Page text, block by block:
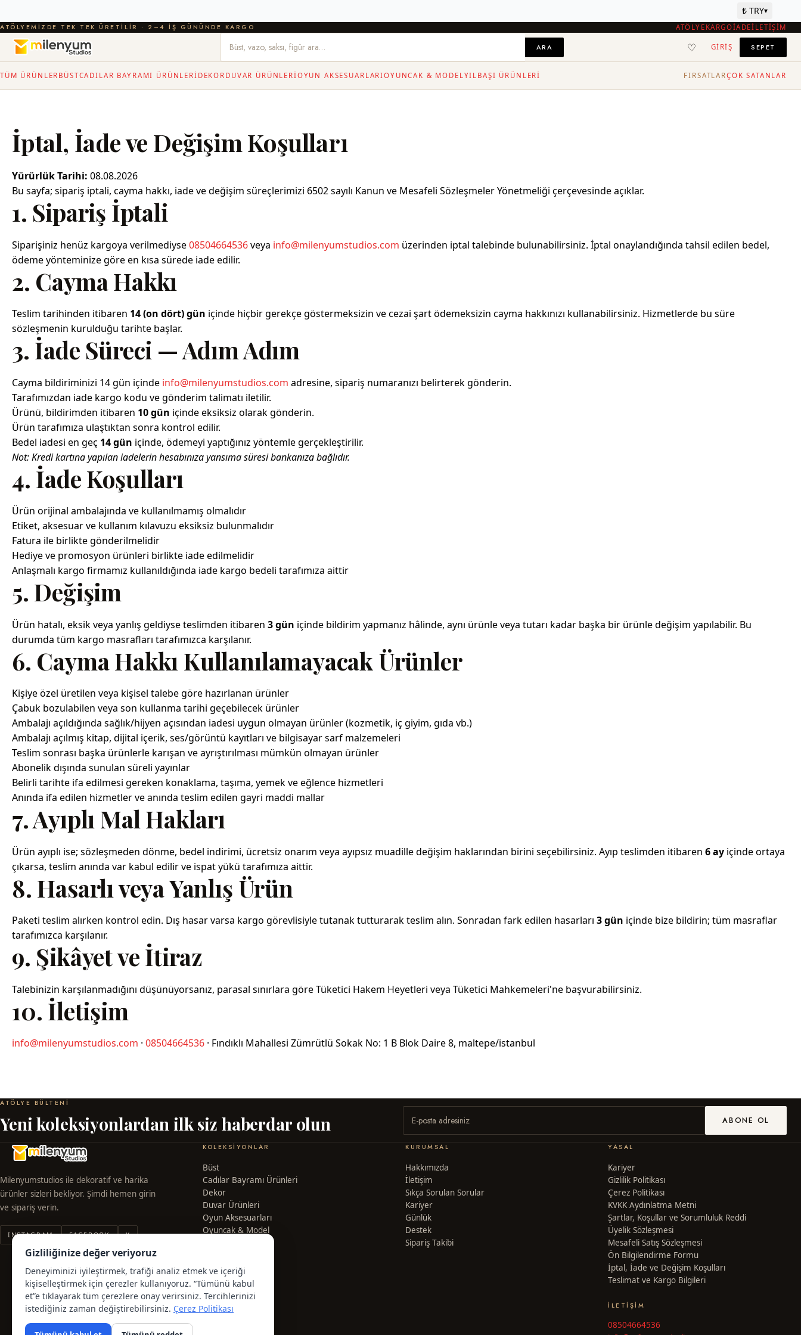
₺ TRY▾
ATÖLYEMIZDE TEK TEK ÜRETILIR · 2–4 IŞ GÜNÜNDE KARGO ATÖLYE KARGOİADEİLETIŞIM
ARA ♡ GIRIŞ SEPET
TÜM ÜRÜNLER BÜSTCADILAR BAYRAMI ÜRÜNLERI DEKOR DUVAR ÜRÜNLERIOYUN AKSESUARLARIOYUNCAK & MODELYILBAŞI ÜRÜNLERI FIRSATLARÇOK SATANLAR
İptal, İade ve Değişim Koşulları
Yürürlük Tarihi: 08.08.2026
Bu sayfa; sipariş iptali, cayma hakkı, iade ve değişim süreçlerimizi 6502 sayılı Kanun ve Mesafeli Sözleşmeler Yönetmeliği çerçevesinde açıklar.
1. Sipariş İptali
Siparişiniz henüz kargoya verilmediyse08504664536veya info@milenyumstudios.com üzerinden iptal talebinde bulunabilirsiniz. İptal onaylandığında tahsil edilen bedel,
ödeme yönteminize göre en kısa sürede iade edilir.
2. Cayma Hakkı
Teslim tarihinden itibaren 14 (on dört) gün içinde hiçbir gerekçe göstermeksizin ve cezai şart ödemeksizin cayma hakkınızı kullanabilirsiniz. Hizmetlerde bu süre
sözleşmenin kurulduğu tarihte başlar.
3. İade Süreci — Adım Adım
Cayma bildiriminizi 14 gün içinde info@milenyumstudios.com adresine, sipariş numaranızı belirterek gönderin.
Tarafımızdan iade kargo kodu ve gönderim talimatı iletilir.
Ürünü, bildirimden itibaren 10 gün içinde eksiksiz olarak gönderin.
Ürün tarafımıza ulaştıktan sonra kontrol edilir.
Bedel iadesi en geç 14 gün içinde, ödemeyi yaptığınız yöntemle gerçekleştirilir.
Not: Kredi kartına yapılan iadelerin hesabınıza yansıma süresi bankanıza bağlıdır.
4. İade Koşulları
Ürün orijinal ambalajında ve kullanılmamış olmalıdır
Etiket, aksesuar ve kullanım kılavuzu eksiksiz bulunmalıdır
Fatura ile birlikte gönderilmelidir
Hediye ve promosyon ürünleri birlikte iade edilmelidir
Anlaşmalı kargo firmamız kullanıldığında iade kargo bedeli tarafımıza aittir
5. Değişim
Ürün hatalı, eksik veya yanlış geldiyse teslimden itibaren 3 gün içinde bildirim yapmanız hâlinde, aynı ürünle veya tutarı kadar başka bir ürünle değişim yapılabilir. Bu
durumda tüm kargo masrafları tarafımızca karşılanır.
6. Cayma Hakkı Kullanılamayacak Ürünler
Kişiye özel üretilen veya kişisel talebe göre hazırlanan ürünler
Çabuk bozulabilen veya son kullanma tarihi geçebilecek ürünler
Ambalajı açıldığında sağlık/hijyen açısından iadesi uygun olmayan ürünler (kozmetik, iç giyim, gıda vb.)
Ambalajı açılmış kitap, dijital içerik, ses/görüntü kayıtları ve bilgisayar sarf malzemeleri
Teslim sonrası başka ürünlerle karışan ve ayrıştırılması mümkün olmayan ürünler
Abonelik dışında sunulan süreli yayınlar
Belirli tarihte ifa edilmesi gereken konaklama, taşıma, yemek ve eğlence hizmetleri
Anında ifa edilen hizmetler ve anında teslim edilen gayri maddi mallar
7. Ayıplı Mal Hakları
Ürün ayıplı ise; sözleşmeden dönme, bedel indirimi, ücretsiz onarım veya ayıpsız muadille değişim haklarından birini seçebilirsiniz. Ayıp teslimden itibaren 6 ay içinde ortaya
çıkarsa, teslim anında var kabul edilir ve ispat yükü tarafımıza aittir.
8. Hasarlı veya Yanlış Ürün
Paketi teslim alırken kontrol edin. Dış hasar varsa kargo görevlisiyle tutanak tutturarak teslim alın. Sonradan fark edilen hasarları 3 gün içinde bize bildirin; tüm masraflar
tarafımızca karşılanır.
9. Şikâyet ve İtiraz
Talebinizin karşılanmadığını düşünüyorsanız, parasal sınırlara göre Tüketici Hakem Heyetleri veya Tüketici Mahkemeleri'ne başvurabilirsiniz.
10. İletişim
info@milenyumstudios.com · 08504664536 · Fındıklı Mahallesi Zümrütlü Sokak No: 1 B Blok Daire 8, maltepe/istanbul
ATÖLYE BÜLTENI
Yeni koleksiyonlardan ilk siz haberdar olun ABONE OL
Milenyumstudios ile dekoratif ve harika
ürünler sizleri bekliyor. Şimdi hemen girin
ve sipariş verin.
INSTAGRAM FACEBOOK X
KOLEKSIYONLAR
Büst
Cadılar Bayramı Ürünleri
Dekor
Duvar Ürünleri
Oyun Aksesuarları
Oyuncak & Model
KURUMSAL
Hakkımızda
İletişim
Sıkça Sorulan Sorular
Kariyer
Günlük
Destek
Sipariş Takibi
YASAL
Kariyer
Gizlilik Politikası
Çerez Politikası
KVKK Aydınlatma Metni
Şartlar, Koşullar ve Sorumluluk Reddi
Üyelik Sözleşmesi
Mesafeli Satış Sözleşmesi
Ön Bilgilendirme Formu
İptal, İade ve Değişim Koşulları
Teslimat ve Kargo Bilgileri
İLETIŞIM
08504664536
Gizliliğinize değer veriyoruz
Deneyiminizi iyileştirmek, trafiği analiz etmek ve içeriği
kişiselleştirmek için çerezler kullanıyoruz. “Tümünü kabul
et”e tıklayarak tüm çerezlere onay verirsiniz. Tercihlerinizi
istediğiniz zaman değiştirebilirsiniz. Çerez Politikası